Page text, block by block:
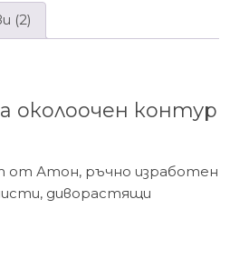
(2)
околоочен контур
от Атон, ръчно изработен
диворастящи